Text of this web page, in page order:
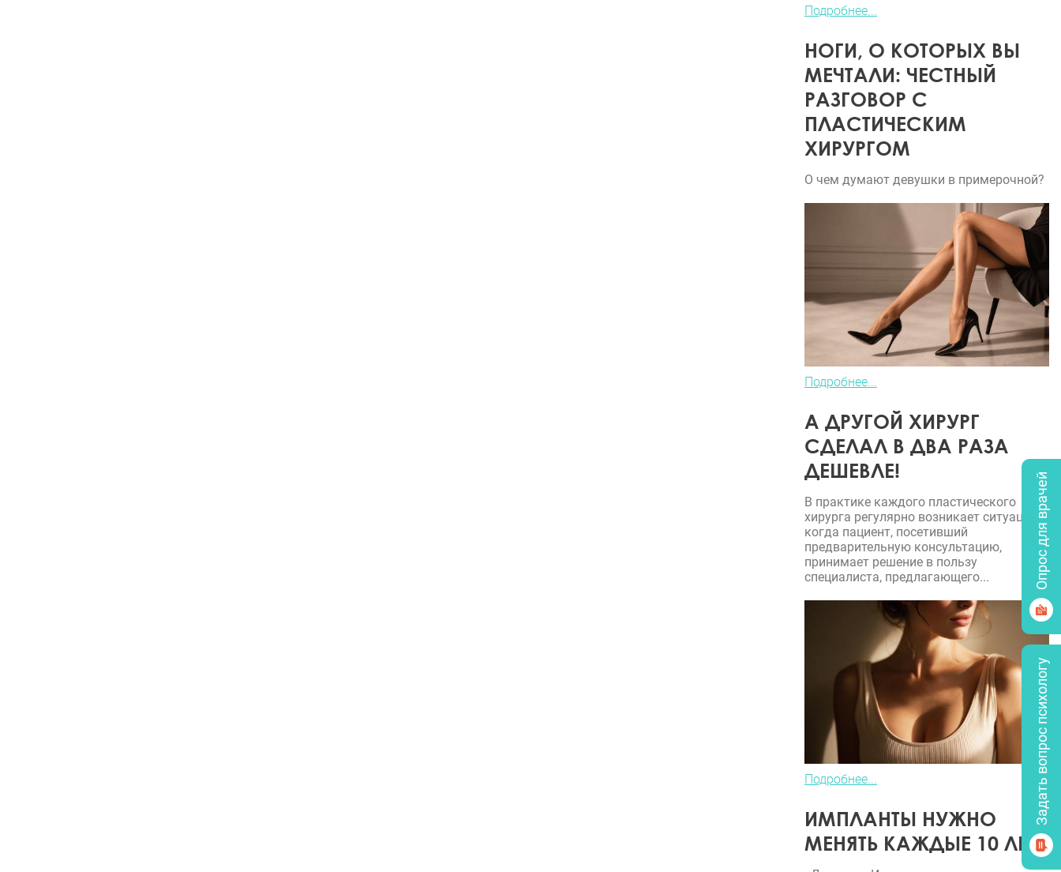
Подробнее...
НОГИ, О КОТОРЫХ ВЫ
МЕЧТАЛИ: ЧЕСТНЫЙ
РАЗГОВОР С
ПЛАСТИЧЕСКИМ
ХИРУРГОМ
О чем думают девушки в примерочной?
Подробнее...
А ДРУГОЙ ХИРУРГ
СДЕЛАЛ В ДВА РАЗА
ДЕШЕВЛЕ!
В практике каждого пластического
хирурга регулярно возникает ситуация,
когда пациент, посетивший
предварительную консультацию,
принимает решение в пользу
специалиста, предлагающего...
Подробнее...
ИМПЛАНТЫ НУЖНО
МЕНЯТЬ КАЖДЫЕ 10 ЛЕТ?
Опрос для врачей
Задать вопрос психологу